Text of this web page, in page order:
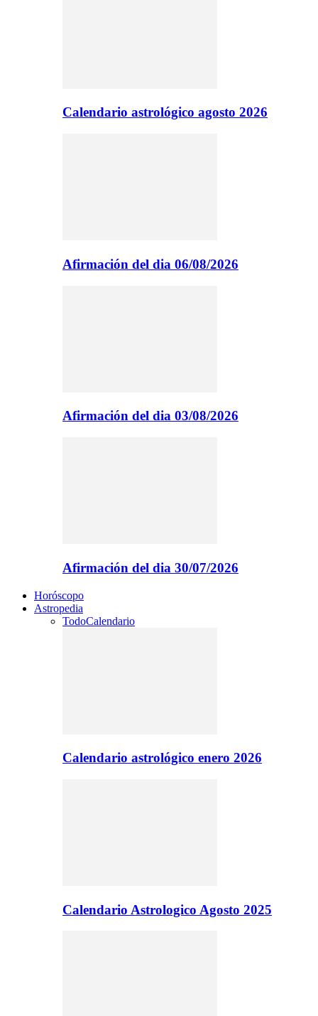
Calendario astrológico agosto 2026
Afirmación del dia 06/08/2026
Afirmación del dia 03/08/2026
Afirmación del dia 30/07/2026
Horóscopo
Astropedia
TodoCalendario
Calendario astrológico enero 2026
Calendario Astrologico Agosto 2025